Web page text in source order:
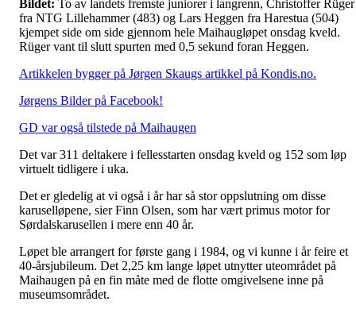
Bildet: To av landets fremste juniorer i langrenn, Christoffer Rüger
fra NTG Lillehammer (483) og Lars Heggen fra Harestua (504)
kjempet side om side gjennom hele Maihaugløpet onsdag kveld.
Rüger vant til slutt spurten med 0,5 sekund foran Heggen.
Artikkelen bygger på Jørgen Skaugs artikkel på Kondis.no.
Jørgens Bilder på Facebook!
GD var også tilstede på Maihaugen
Det var 311 deltakere i fellesstarten onsdag kveld og 152 som løp
virtuelt tidligere i uka.
Det er gledelig at vi også i år har så stor oppslutning om disse
karuselløpene, sier Finn Olsen, som har vært primus motor for
Sørdalskarusellen i mere enn 40 år.
Løpet ble arrangert for første gang i 1984, og vi kunne i år feire et
40-årsjubileum. Det 2,25 km lange løpet utnytter uteområdet på
Maihaugen på en fin måte med de flotte omgivelsene inne på
museumsområdet.